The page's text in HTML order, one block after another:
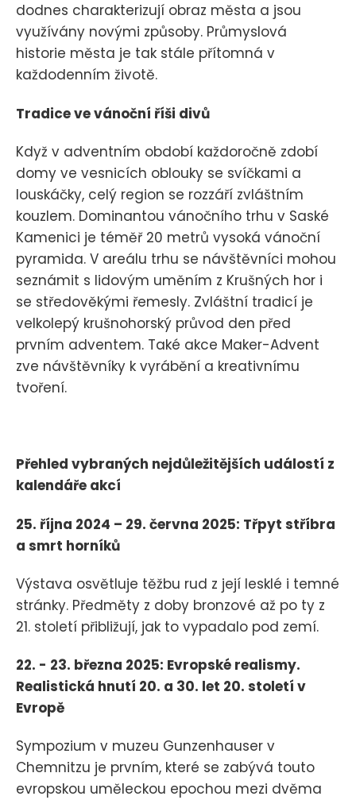
dodnes charakterizují obraz města a jsou
využívány novými způsoby. Průmyslová
historie města je tak stále přítomná v
každodenním životě.
Tradice ve vánoční říši divů
Když v adventním období každoročně zdobí
domy ve vesnicích oblouky se svíčkami a
louskáčky, celý region se rozzáří zvláštním
kouzlem. Dominantou vánočního trhu v Saské
Kamenici je téměř 20 metrů vysoká vánoční
pyramida. V areálu trhu se návštěvníci mohou
seznámit s lidovým uměním z Krušných hor i
se středověkými řemesly. Zvláštní tradicí je
velkolepý krušnohorský průvod den před
prvním adventem. Také akce Maker-Advent
zve návštěvníky k vyrábění a kreativnímu
tvoření.
Přehled vybraných nejdůležitějších událostí z
kalendáře akcí
25. října 2024 – 29. června 2025: Třpyt stříbra
a smrt horníků
Výstava osvětluje těžbu rud z její lesklé i temné
stránky. Předměty z doby bronzové až po ty z
21. století přibližují, jak to vypadalo pod zemí.
22. - 23. března 2025: Evropské realismy.
Realistická hnutí 20. a 30. let 20. století v
Evropě
Sympozium v muzeu Gunzenhauser v
Chemnitzu je prvním, které se zabývá touto
evropskou uměleckou epochou mezi dvěma